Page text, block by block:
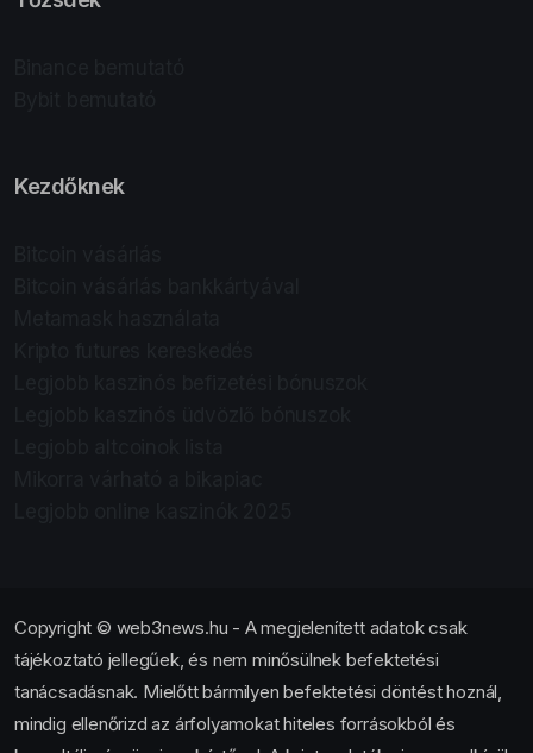
Kezdőknek
Copyright © web3news.hu - A megjelenített adatok csak
tájékoztató jellegűek, és nem minősülnek befektetési
tanácsadásnak. Mielőtt bármilyen befektetési döntést hoznál,
mindig ellenőrizd az árfolyamokat hiteles forrásokból és